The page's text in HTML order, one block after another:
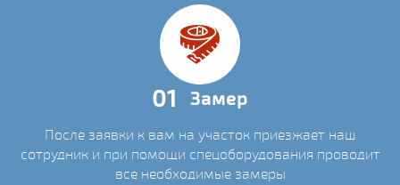
01 Замер
После заявки к вам на участок приезжает наш
сотрудник и при помощи спецоборудования проводит
все необходимые замеры